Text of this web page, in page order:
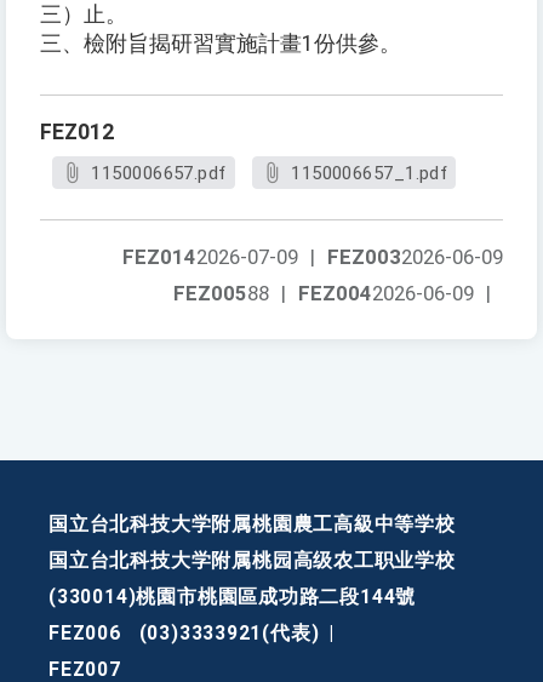
三）止。
三、檢附旨揭研習實施計畫1份供參。
FEZ012
1150006657.pdf 1150006657_1.pdf
FEZ0032026-06-09
FEZ0142026-07-09 |
FEZ0042026-06-09 |
FEZ00588 |
国立台北科技大学附属桃園農工高級中等学校
国立台北科技大学附属桃园高级农工职业学校
(330014)桃園市桃園區成功路二段144號
FEZ006
(03)3333921(代表)
FEZ007